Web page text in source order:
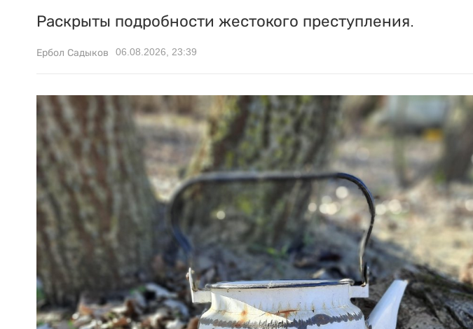
Раскрыты подробности жестокого преступления.
Ербол Садыков 06.08.2026, 23:39